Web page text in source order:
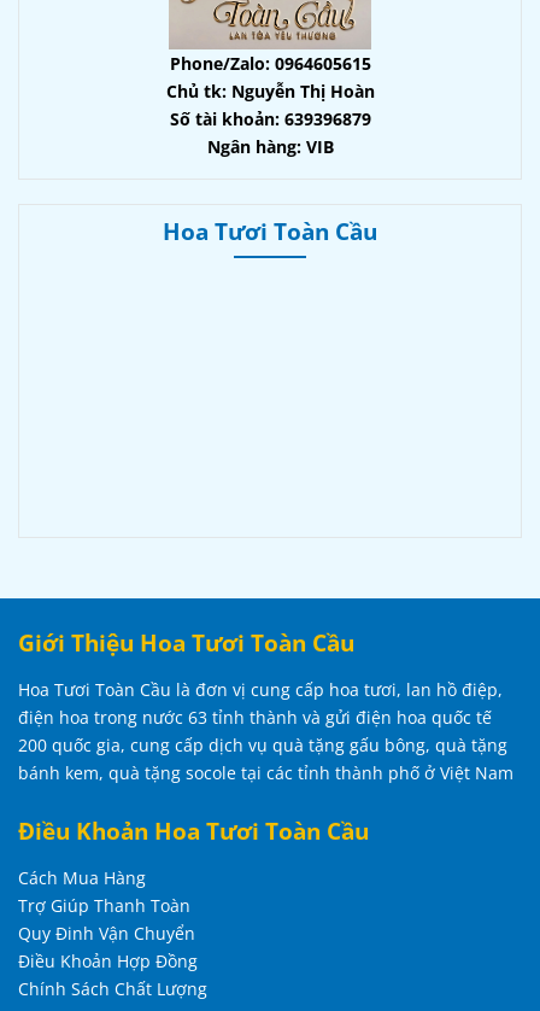
Phone/Zalo: 0964605615
Chủ tk: Nguyễn Thị Hoàn
Số tài khoản: 639396879
Ngân hàng: VIB
Hoa Tươi Toàn Cầu
Giới Thiệu Hoa Tươi Toàn Cầu
Hoa Tươi Toàn Cầu là đơn vị cung cấp hoa tươi, lan hồ điệp,
điện hoa trong nước 63 tỉnh thành và gửi điện hoa quốc tế
200 quốc gia, cung cấp dịch vụ quà tặng gấu bông, quà tặng
bánh kem, quà tặng socole tại các tỉnh thành phố ở Việt Nam
Điều Khoản Hoa Tươi Toàn Cầu
Cách Mua Hàng
Trợ Giúp Thanh Toàn
Quy Đinh Vận Chuyển
Điều Khoản Hợp Đồng
Chính Sách Chất Lượng